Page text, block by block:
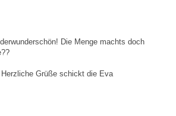
Die Menge machts doch
Grüße schickt die Eva